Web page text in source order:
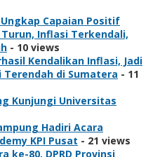
Capaian Positif
Inflasi Terkendali,
- 10 views
Kendalikan Inflasi, Jadi
di Sumatera - 11
Kunjungi Universitas
Hadiri Acara
KPI Pusat - 21 views
ke-80, DPRD Provinsi